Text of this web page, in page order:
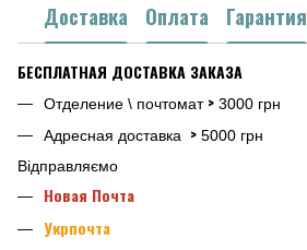
Доставка Оплата Гарантия
БЕСПЛАТНАЯ ДОСТАВКА ЗАКАЗА
Отделение \ почтомат > 3000 грн
Адресная доставка > 5000 грн
Відправляємо
Новая Почта
Укрпочта